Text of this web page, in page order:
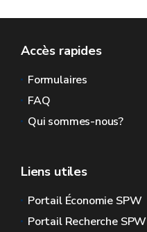
Accès rapides
Formulaires
FAQ
Qui sommes-nous?
Liens utiles
Portail Économie SPW
Portail Recherche SPW